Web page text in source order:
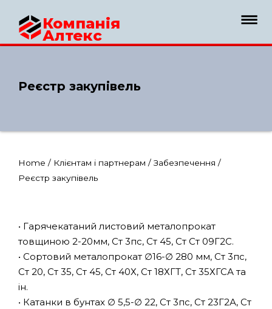
Компанія
Алтекс
Реєстр закупівель
Home / Клієнтам і партнерам / Забезпечення /
Реєстр закупівель
• Гарячекатаний листовий металопрокат
товщиною 2-20мм, Ст 3пс, Ст 45, Ст Ст 09Г2С.
• Сортовий металопрокат ∅16-∅ 280 мм, Ст 3пс,
Ст 20, Ст 35, Ст 45, Ст 40Х, Ст 18ХГТ, Ст 35ХГСА та
ін.
• Катанки в бунтах ∅ 5,5-∅ 22, Ст 3пс, Ст 23Г2А, Ст